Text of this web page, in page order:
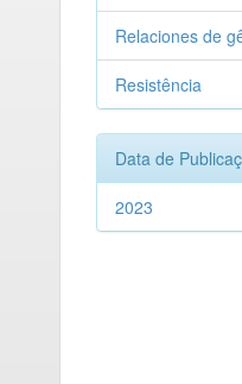
Relaciones de
Resistência
Data de
2023